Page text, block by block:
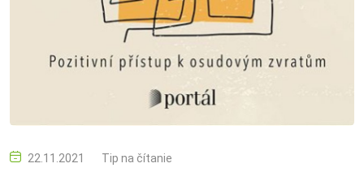
22.11.2021 Tip na čítanie